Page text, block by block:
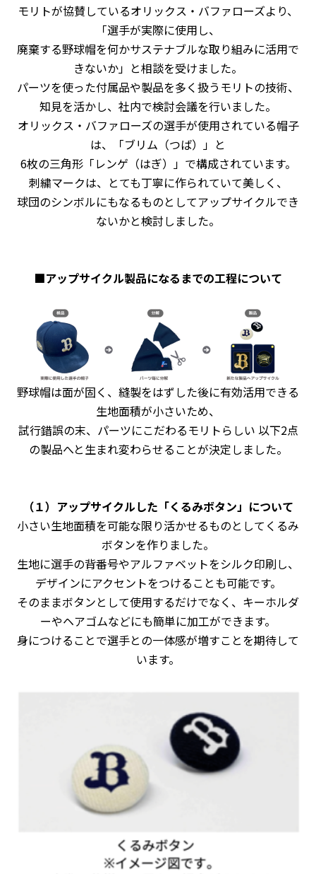
モリトが協賛しているオリックス・バファローズより、
「選手が実際に使用し、
廃棄する野球帽を何かサステナブルな取り組みに活用で
きないか」と相談を受けました。
パーツを使った付属品や製品を多く扱うモリトの技術、
知見を活かし、社内で検討会議を行いました。
オリックス・バファローズの選手が使用されている帽子
は、「ブリム（つば）」と
6枚の三角形「レンゲ（はぎ）」で構成されています。
刺繍マークは、とても丁寧に作られていて美しく、
球団のシンボルにもなるものとしてアップサイクルでき
ないかと検討しました。
■アップサイクル製品になるまでの工程について
野球帽は面が固く、縫製をはずした後に有効活用できる
生地面積が小さいため、
試行錯誤の末、パーツにこだわるモリトらしい 以下2点
の製品へと生まれ変わらせることが決定しました。
（１）アップサイクルした「くるみボタン」について
小さい生地面積を可能な限り活かせるものとしてくるみ
ボタンを作りました。
生地に選手の背番号やアルファベットをシルク印刷し、
デザインにアクセントをつけることも可能です。
そのままボタンとして使用するだけでなく、キーホルダ
ーやヘアゴムなどにも簡単に加工ができます。
身につけることで選手との一体感が増すことを期待して
います。